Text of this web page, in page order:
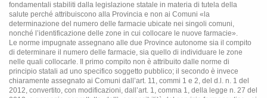
fondamentali stabiliti dalla legislazione statale in materia di tutela della
salute perché attribuiscono alla Provincia e non ai Comuni «la
determinazione del numero delle farmacie ubicate nei singoli comuni,
nonché l’identificazione delle zone in cui collocare le nuove farmacie».
Le norme impugnate assegnano alle due Province autonome sia il compito
di determinare il numero delle farmacie, sia quello di individuare le zone
nelle quali collocarle. Il primo compito non è attribuito dalle norme di
principio statali ad uno specifico soggetto pubblico; il secondo è invece
chiaramente assegnato ai Comuni dall’art. 11, commi 1 e 2, del d.l. n. 1 del
2012, convertito, con modificazioni, dall’art. 1, comma 1, della legge n. 27 del